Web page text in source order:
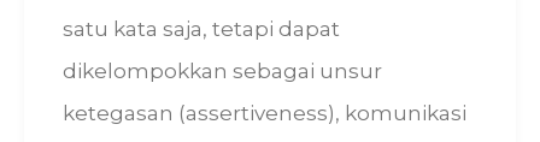
satu kata saja, tetapi dapat
dikelompokkan sebagai unsur
ketegasan (assertiveness), komunikasi